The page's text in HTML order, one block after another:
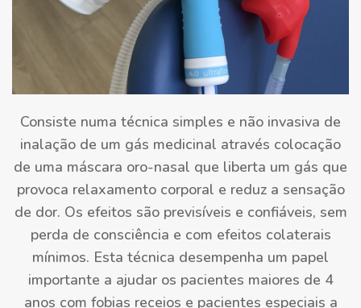
Consiste numa técnica simples e não invasiva de
inalação de um gás medicinal através colocação
de uma máscara oro-nasal que liberta um gás que
provoca relaxamento corporal e reduz a sensação
de dor. Os efeitos são previsíveis e confiáveis, sem
perda de consciência e com efeitos colaterais
mínimos. Esta técnica desempenha um papel
importante a ajudar os pacientes maiores de 4
anos com fobias receios e pacientes especiais a